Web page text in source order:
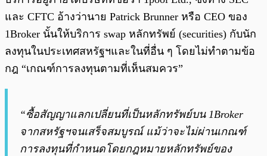
และ CFTC อ้างว่านาย Patrick Brunner หรือ CEO ของ
1Broker นั้นให้บริการ swap หลักทรัพย์ (securities) กับนัก
ลงทุนในประเทศสหรัฐฯและในที่อื่น ๆ โดยไม่ทำตามข้อ
กฎ “เกณฑ์การลงทุนตามที่เห็นสมควร”
“ซื้อสัญญาแลกเปลี่ยนที่เป็นหลักทรัพย์บน 1Broker
จากสหรัฐฯจนเสร็จสมบูรณ์ แม้ว่าจะไม่ผ่านเกณฑ์
การลงทุนที่กำหนดโดยกฎหมายหลักทรัพย์ของ